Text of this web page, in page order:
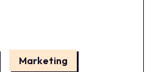
Marketing